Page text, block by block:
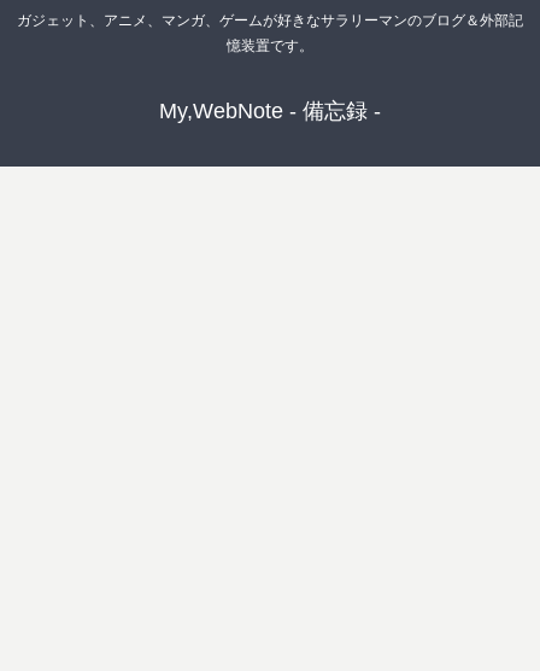
ガジェット、アニメ、マンガ、ゲームが好きなサラリーマンのブログ＆外部記
憶装置です。
My,WebNote - 備忘録 -